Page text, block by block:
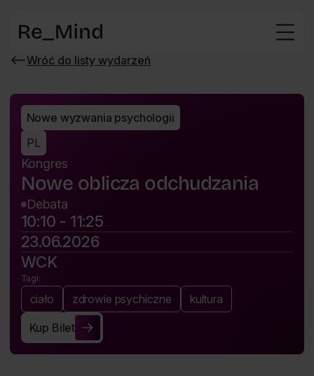
Wróć do listy wydarzeń
Wróć
wydarzeń
Nowe wyzwania psychologii
PL
Kongres
Nowe oblicza odchudzania
Debata
10:10 - 11:25
23.06.2026
WCK
Tagi:
ciało zdrowie psychiczne kultura
Kup Bilet
Kup Bilet